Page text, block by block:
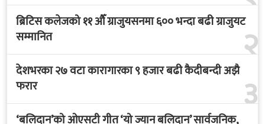
२
ब्रिटिस कलेजको ११ औँ ग्राजुयसनमा ६०० भन्दा बढी ग्राजुयट
सम्मानित
३
देशभरका २७ वटा कारागारका ९ हजार बढी कैदीबन्दी अझै
फरार